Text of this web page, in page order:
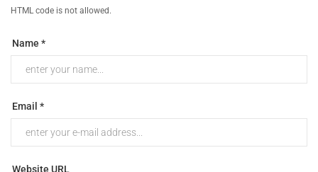
HTML code is not allowed.
Name *
Email *
Website URL